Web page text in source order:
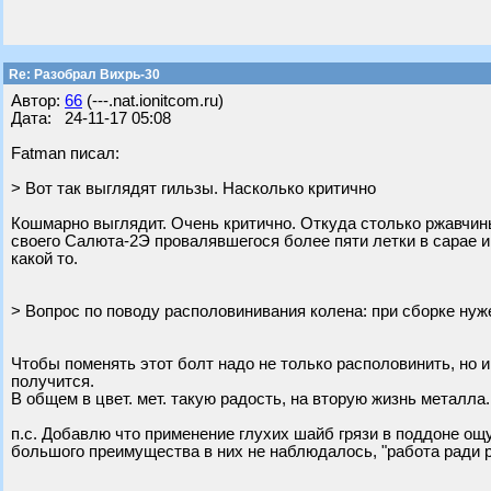
Re: Разобрал Вихрь-30
Автор: 66 (---.nat.ionitcom.ru)
Дата: 24-11-17 05:08
Fatman писал:
> Вот так выглядят гильзы. Насколько критично
Кошмарно выглядит. Очень критично. Откуда столько
своего Салюта-2Э провалявшегося более пяти летки в
какой то.
> Вопрос по поводу располовинивания колена: при сборке
Чтобы поменять этот болт надо не только располовинить, но
получится.
В общем в цвет. мет. такую радость, на вторую жизнь
п.с. Добавлю что применение глухих шайб грязи в поддоне
большого преимущества в них не наблюдалось, "работа ради